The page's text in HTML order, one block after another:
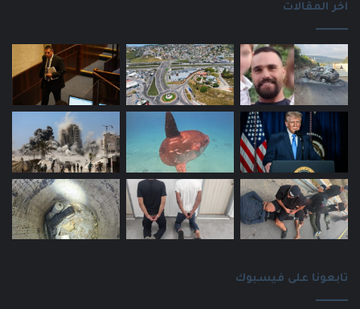
اخر المقالات
تابعونا على فيسبوك